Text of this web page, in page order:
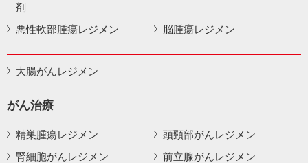
剤
悪性軟部腫瘍レジメン 脳腫瘍レジメン
大腸がんレジメン
がん治療
精巣腫瘍レジメン
頭頸部がんレジメン
腎細胞がんレジメン
前立腺がんレジメン